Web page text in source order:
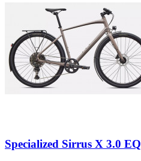
Specialized Sirrus X 3.0 EQ